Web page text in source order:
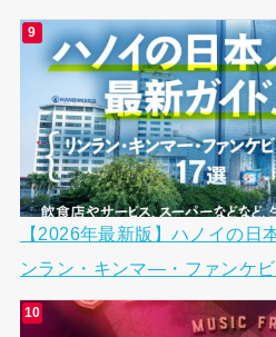
【2026年最新版】ハノイの日
ンラン・キンマ―・ファンケ